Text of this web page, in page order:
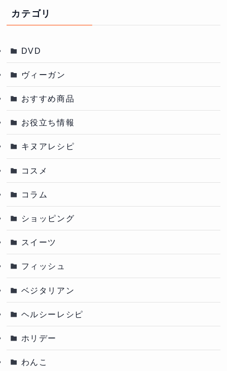
カテゴリ
DVD
ヴィーガン
おすすめ商品
お役立ち情報
キヌアレシピ
コスメ
コラム
ショッピング
スイーツ
フィッシュ
ベジタリアン
ヘルシーレシピ
ホリデー
わんこ